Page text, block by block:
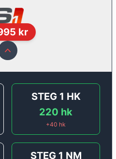
kr
STEG 1 HK
220 hk
+40 hk
STEG 1 NM